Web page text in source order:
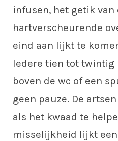
infusen, het getik
hartverscheurende
eind aan lijkt te
Iedere tien tot
boven de wc of een
geen pauze. De
als het kwaad te
misselijkheid lijkt een